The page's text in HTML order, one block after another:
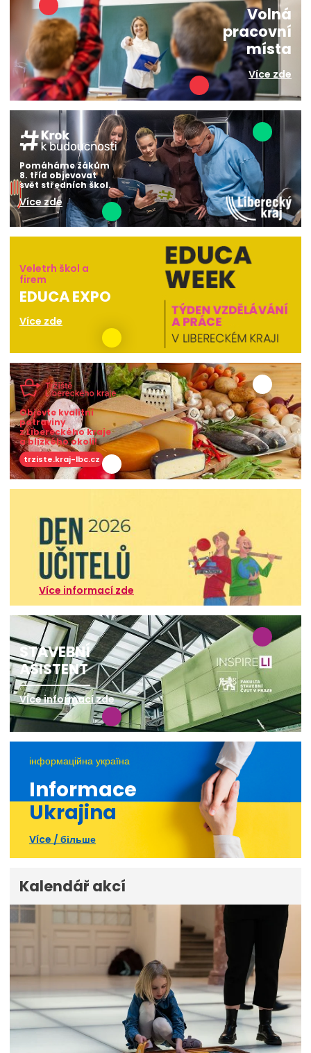
Volná
pracovní
místa
Více zde
Pomáháme žákům
8. tříd objevovat
svět středních škol.
Více zde
Veletrh škol a
firem
EDUCA EXPO
Více zde
Objevte kvalitní
potraviny
z Libereckého kraje
a blízkého okolí!
trziste.kraj-lbc.cz
Více informací zde
STAVEBNÍ
ASISTENT
Více informací zde
інформаційна україна
Informace
Ukrajina
Více / більше
Kalendář akcí